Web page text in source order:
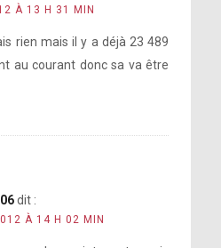
À 13 H 31 MIN
rien mais il y a déjà 23 489
au courant donc sa va être
dit :
À 14 H 02 MIN